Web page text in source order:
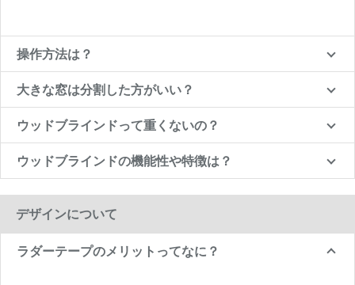
操作方法は？
大きな窓は分割した方がいい？
ウッドブラインドって重くないの？
ウッドブラインドの機能性や特徴は？
デザインについて
ラダーテープのメリットってなに？